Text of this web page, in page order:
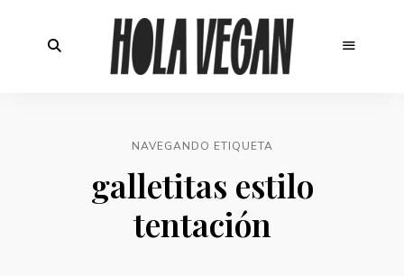
NAVEGANDO ETIQUETA
galletitas estilo
tentación